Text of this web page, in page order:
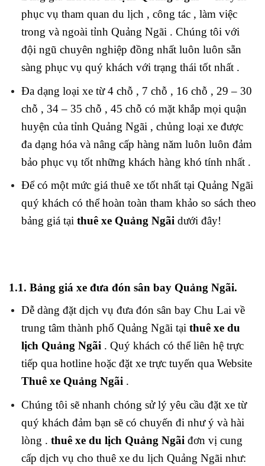
phục vụ tham quan du lịch , công tác , làm việc
trong và ngoài tỉnh Quảng Ngãi . Chúng tôi với
đội ngũ chuyên nghiệp đồng nhất luôn luôn sẵn
sàng phục vụ quý khách với trạng thái tốt nhất .
Đa dạng loại xe từ 4 chỗ , 7 chỗ , 16 chỗ , 29 – 30
chỗ , 34 – 35 chỗ , 45 chỗ có mặt khắp mọi quận
huyện của tỉnh Quảng Ngãi , chủng loại xe được
đa dạng hóa và nâng cấp hàng năm luôn luôn đảm
bảo phục vụ tốt những khách hàng khó tính nhất .
Để có một mức giá thuê xe tốt nhất tại Quảng Ngãi
quý khách có thể hoàn toàn tham khảo so sách theo
bảng giá tại thuê xe Quảng Ngãidưới đây!
1.1. Bảng giá xe đưa đón sân bay Quảng Ngãi.
Dễ dàng đặt dịch vụ đưa đón sân bay Chu Lai về
trung tâm thành phố Quảng Ngãi tại thuê xe du
lịch Quảng Ngãi . Quý khách có thể liên hệ trực
tiếp qua hotline hoặc đặt xe trực tuyến qua Website
Thuê xe Quảng Ngãi .
Chúng tôi sẽ nhanh chóng sử lý yêu cầu đặt xe từ
quý khách đảm bạn sẽ có chuyến đi như ý và hài
lòng . thuê xe du lịch Quảng Ngãi đơn vị cung
cấp dịch vụ cho thuê xe du lịch Quảng Ngãi như: